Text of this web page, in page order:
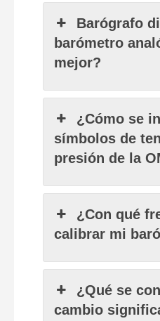
Barógrafo
barómetro
mejor?
¿Cómo se
símbolos de
presión de la
¿Con qué
calibrar mi
¿Qué se
cambio